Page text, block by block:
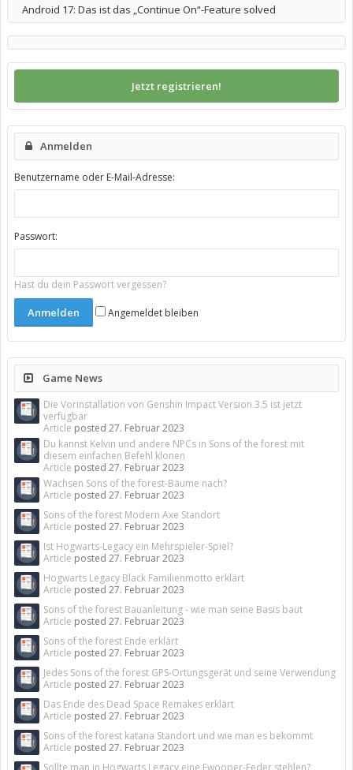
Android 17: Das ist das „Continue On“-Feature solved
Jetzt registrieren!
Anmelden
Benutzername oder E-Mail-Adresse:
Passwort:
Hast du dein Passwort vergessen?
Angemeldet bleiben
Game News
Die Vorinstallation von Genshin Impact Version 3.5 ist jetzt
verfügbar
Article posted 27. Februar 2023
Du kannst Kelvin und andere NPCs in Sons of the forest mit
diesem einfachen Befehl klonen
Article posted 27. Februar 2023
Wachsen Sons of the forest-Bäume nach?
Article posted 27. Februar 2023
Sons of the forest Modern Axe Standort
Article posted 27. Februar 2023
Ist Hogwarts-Legacy ein Mehrspieler-Spiel?
Article posted 27. Februar 2023
Hogwarts Legacy Black Familienmotto erklärt
Article posted 27. Februar 2023
Sons of the forest Bauanleitung - wie man seine Basis baut
Article posted 27. Februar 2023
Sons of the forest Ende erklärt
Article posted 27. Februar 2023
Jedes Sons of the forest GPS-Ortungsgerät und seine Verwendung
Article posted 27. Februar 2023
Das Ende des Dead Space Remakes erklärt
Article posted 27. Februar 2023
Sons of the forest katana Standort und wie man es bekommt
Article posted 27. Februar 2023
Sollte man in Hogwarts Legacy eine Fwooper-Feder stehlen?